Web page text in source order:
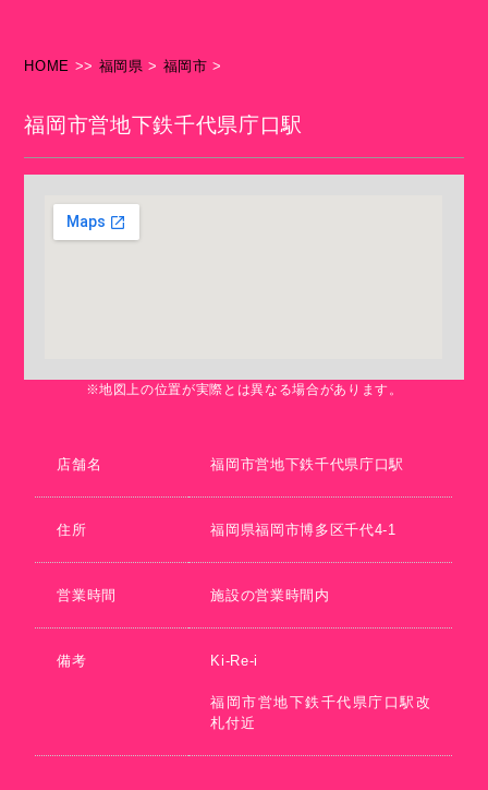
HOME >> 福岡県 > 福岡市 >
福岡市営地下鉄千代県庁口駅
※地図上の位置が実際とは異なる場合があります。
店舗名 福岡市営地下鉄千代県庁口駅
住所 福岡県福岡市博多区千代4-1
営業時間 施設の営業時間内
備考 Ki-Re-i
福岡市営地下鉄千代県庁口駅改
札付近